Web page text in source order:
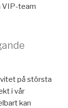
VIP-team
på största
i vår
kan